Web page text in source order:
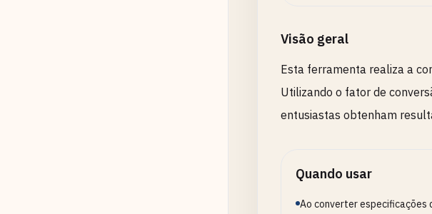
Visão geral
Esta ferramenta realiza a
Utilizando o fator de
entusiastas obtenham
Quando usar
Ao converter especificações